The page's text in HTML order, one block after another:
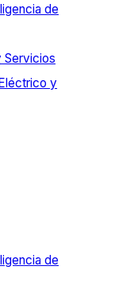
de
Servicios
y
de